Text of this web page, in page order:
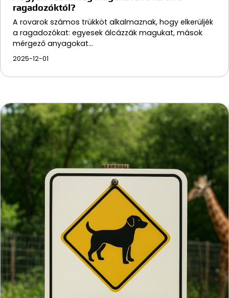
ragadozóktól?
A rovarok számos trükköt alkalmaznak, hogy elkerüljék
a ragadozókat: egyesek álcázzák magukat, mások
mérgező anyagokat…
2025-12-01